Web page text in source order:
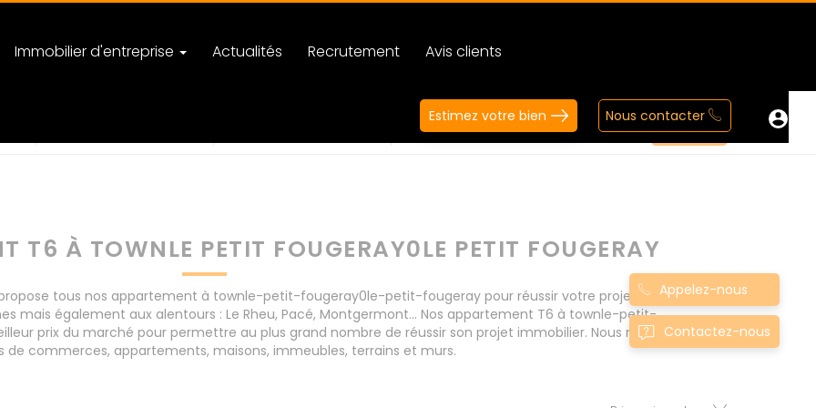
Immobilier d'entreprise Actualités Recrutement Avis clients
Estimez votre bien Nous contacter
T6 À TOWNLE PETIT FOUGERAY0LE PETIT FOUGERAY
tous nos appartement à townle-petit-fougeray0le-petit-fougeray pour réussir votre projet immobilier d'
mais également aux alentours : Le Rheu, Pacé, Montgermont... Nos appartement T6 à townle-petit-
prix du marché pour permettre au plus grand nombre de réussir son projet immobilier. Nous mettons à
de commerces, appartements, maisons, immeubles, terrains et murs.
Appelez-nous
Contactez-nous